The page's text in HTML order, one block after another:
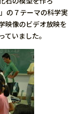
の７テーマの科学実
映像のビデオ放映を
いました。